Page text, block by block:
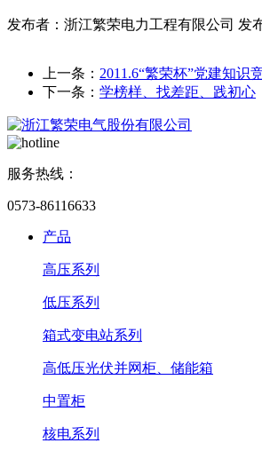
发布者：浙江繁荣电力工程有限公司 发
上一条： 2011.6“繁荣杯”党建知识
下一条： 学榜样、找差距、践初心
服务热线：
0573-86116633
产品
高压系列
低压系列
箱式变电站系列
高低压光伏并网柜、储能箱
中置柜
核电系列